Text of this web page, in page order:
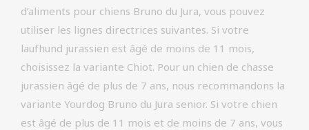
d’aliments pour chiens Bruno du Jura, vous pouvez
utiliser les lignes directrices suivantes. Si votre
laufhund jurassien est âgé de moins de 11 mois,
choisissez la variante Chiot. Pour un chien de chasse
jurassien âgé de plus de 7 ans, nous recommandons la
variante Yourdog Bruno du Jura senior. Si votre chien
est âgé de plus de 11 mois et de moins de 7 ans, vous